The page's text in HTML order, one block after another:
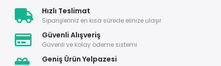
Hızlı Teslimat
Siparişleriniz en kısa sürede elinize ulaşır.
Güvenli Alışveriş
Güvenli ve kolay ödeme sistemi
Geniş Ürün Yelpazesi